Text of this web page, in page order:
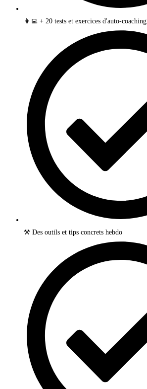
👩‍💻 + 20 tests et exercices d'auto-coaching
⚒️ Des outils et tips concrets hebdo